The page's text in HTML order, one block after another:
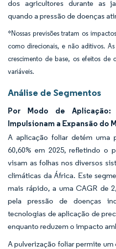
dos agricultores durante as
quando a pressão de doenças
*Nossas previsões tratam os
como direcionais, e não aditivos.
crescimento de base, os efeitos de
variáveis.
Análise de Segmentos
Por Modo de Aplicação:
Impulsionam a Expansão do
A aplicação foliar detém uma
60,60% em 2025, refletindo o
visam as folhas nos diversos
climáticas da África. Este
mais rápido, a uma CAGR de
pela pressão de doenças
tecnologias de aplicação de
enquanto reduzem o impacto
A pulverização foliar permite